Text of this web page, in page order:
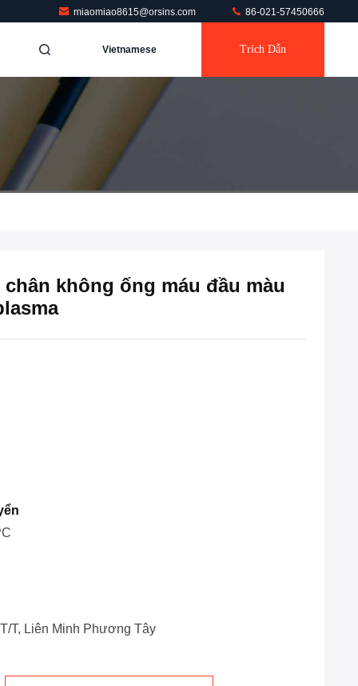
miaomiao8615@orsins.com 86-021-57450666
Vietnamese Trích Dẫn
không ống máu đầu màu
T/T, Liên Minh Phương Tây